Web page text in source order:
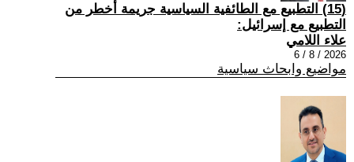
(15) التطبيع مع الطائفية السياسية جريمة أخطر من
التطبيع مع إسرائيل:
علاء اللامي
2026 / 8 / 6
مواضيع وابحاث سياسية